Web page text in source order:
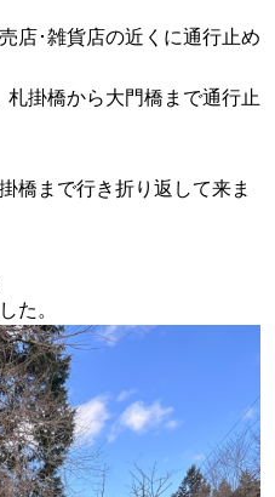
店･雑貨店の近くに通行止め
札掛橋から大門橋まで通行止
橋まで行き折り返して来ま
た。